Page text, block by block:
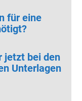
für eine
jetzt bei den
Unterlagen